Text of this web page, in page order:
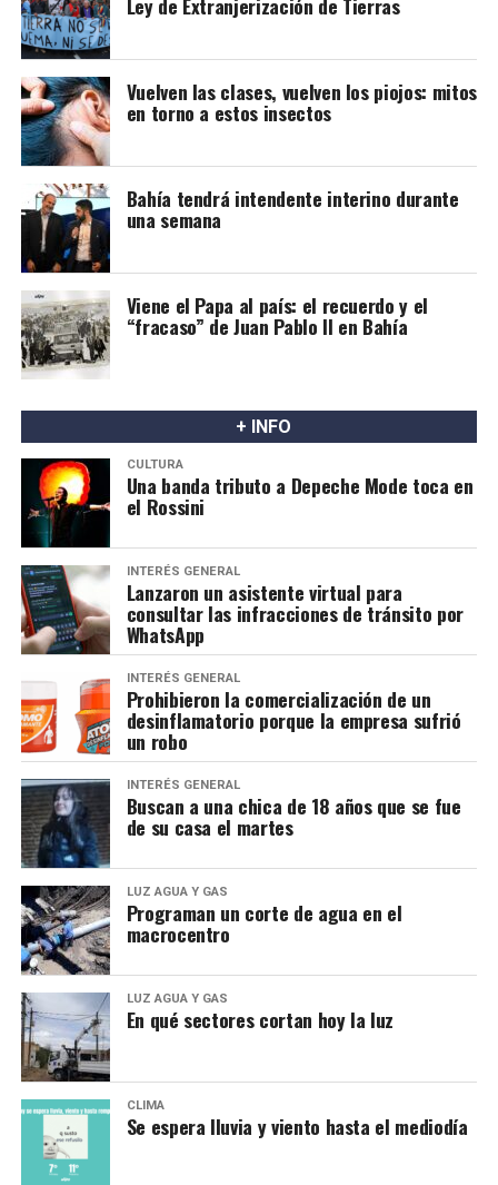
Vuelven las clases, vuelven los piojos: mitos
en torno a estos insectos
Bahía tendrá intendente interino durante
una semana
Viene el Papa al país: el recuerdo y el
“fracaso” de Juan Pablo II en Bahía
+ INFO
CULTURA
Una banda tributo a Depeche Mode toca en
el Rossini
INTERÉS GENERAL
Lanzaron un asistente virtual para
consultar las infracciones de tránsito por
WhatsApp
INTERÉS GENERAL
Prohibieron la comercialización de un
desinflamatorio porque la empresa sufrió
un robo
INTERÉS GENERAL
Buscan a una chica de 18 años que se fue
de su casa el martes
LUZ AGUA Y GAS
Programan un corte de agua en el
macrocentro
LUZ AGUA Y GAS
En qué sectores cortan hoy la luz
CLIMA
Se espera lluvia y viento hasta el mediodía